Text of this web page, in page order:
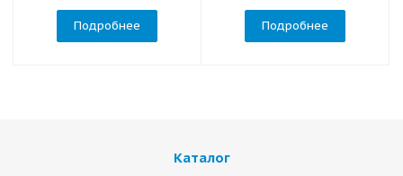
Подробнее Подробнее
Каталог